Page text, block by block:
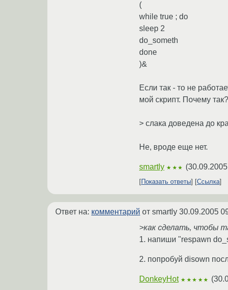
(
while true ; do
sleep 2
do_someth
done
)&
Если так - то не
мой скрипт. Почему
> слака доведена до
Не, вроде еще нет.
smartly ★★★ (
Показать ответы
Ссылка
Ответ на: комментарий от smartly 30.09.2005
>как сделать, чтобы
1. напиши "respawn
2. попробуй disown
DonkeyHot ★★★★★ (